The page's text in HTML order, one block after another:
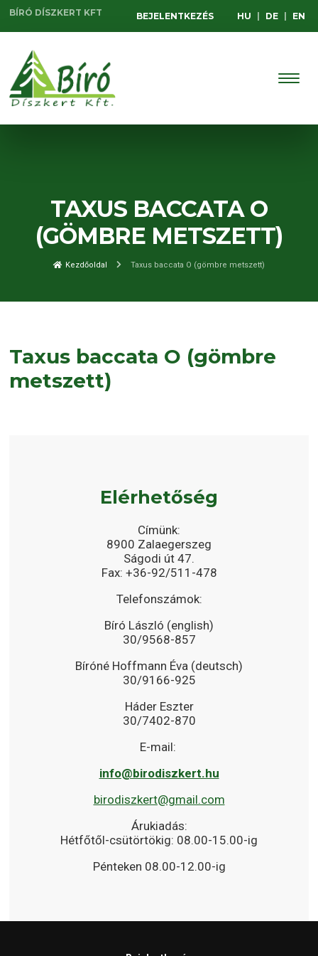
BÍRÓ DÍSZKERT KFT BEJELENTKEZÉS HU DE EN
TAXUS BACCATA O
(GÖMBRE METSZETT)
Kezdőoldal Taxus baccata O (gömbre metszett)
Taxus baccata O (gömbre
metszett)
Elérhetőség
Címünk:
8900 Zalaegerszeg
Ságodi út 47.
Fax: +36-92/511-478
Telefonszámok:
Bíró László (english)
30/9568-857
Bíróné Hoffmann Éva (deutsch)
30/9166-925
Háder Eszter
30/7402-870
E-mail:
info@birodiszkert.hu
birodiszkert@gmail.com
Árukiadás:
Hétfőtől-csütörtökig: 08.00-15.00-ig
Pénteken 08.00-12.00-ig